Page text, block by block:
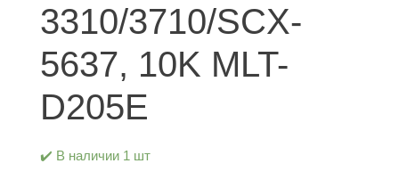
3310/3710/SCX-
5637, 10K MLT-
D205E
✔️ В наличии 1 шт